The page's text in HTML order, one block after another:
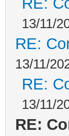
13/11/
RE:
13/11/
RE:
13/11/
RE: